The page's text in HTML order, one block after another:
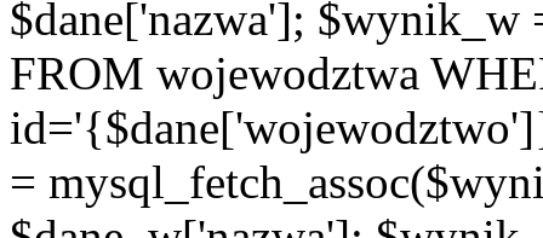
$dane['nazwa'];
FROM wojewodztwa
=